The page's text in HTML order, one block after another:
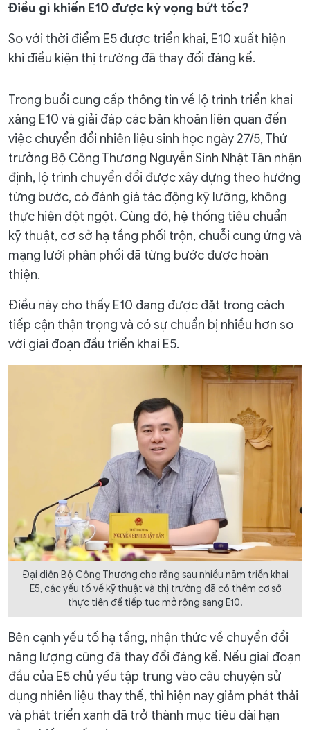
Điều gì khiến E10 được kỳ vọng bứt tốc?
So với thời điểm E5 được triển khai, E10 xuất hiện
khi điều kiện thị trường đã thay đổi đáng kể.
Trong buổi cung cấp thông tin về lộ trình triển khai
xăng E10 và giải đáp các băn khoăn liên quan đến
việc chuyển đổi nhiên liệu sinh học ngày 27/5, Thứ
trưởng Bộ Công Thương Nguyễn Sinh Nhật Tân nhận
định, lộ trình chuyển đổi được xây dựng theo hướng
từng bước, có đánh giá tác động kỹ lưỡng, không
thực hiện đột ngột. Cùng đó, hệ thống tiêu chuẩn
kỹ thuật, cơ sở hạ tầng phối trộn, chuỗi cung ứng và
mạng lưới phân phối đã từng bước được hoàn
thiện.
Điều này cho thấy E10 đang được đặt trong cách
tiếp cận thận trọng và có sự chuẩn bị nhiều hơn so
với giai đoạn đầu triển khai E5.
Đại diện Bộ Công Thương cho rằng sau nhiều năm triển khai
E5, các yếu tố về kỹ thuật và thị trường đã có thêm cơ sở
thực tiễn để tiếp tục mở rộng sang E10.
Bên cạnh yếu tố hạ tầng, nhận thức về chuyển đổi
năng lượng cũng đã thay đổi đáng kể. Nếu giai đoạn
đầu của E5 chủ yếu tập trung vào câu chuyện sử
dụng nhiên liệu thay thế, thì hiện nay giảm phát thải
và phát triển xanh đã trở thành mục tiêu dài hạn